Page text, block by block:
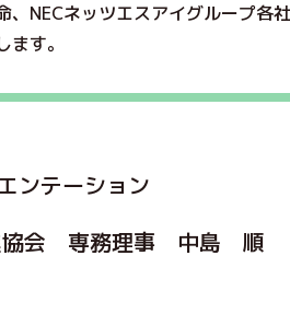
NECネッツエスアイグループ各
ます。
ンテーション
協会 専務理事 中島 順